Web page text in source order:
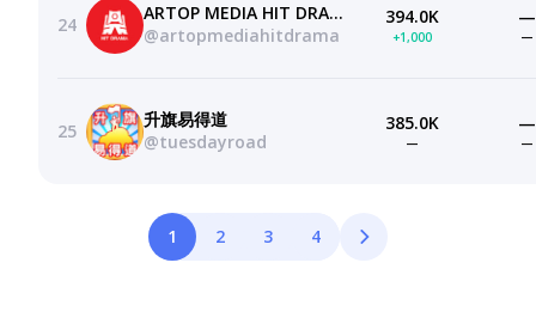
24
ARTOP MEDIA HIT DRAMA
@artopmediahitdrama
394.0K
+1,000
—
—
25
升旗易得道
@tuesdayroad
385.0K
—
—
—
1 2 3 4